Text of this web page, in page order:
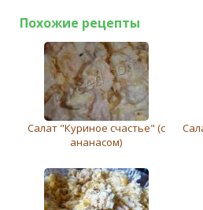
Похожие рецепты
Салат "Куриное счастье" (с
ананасом)